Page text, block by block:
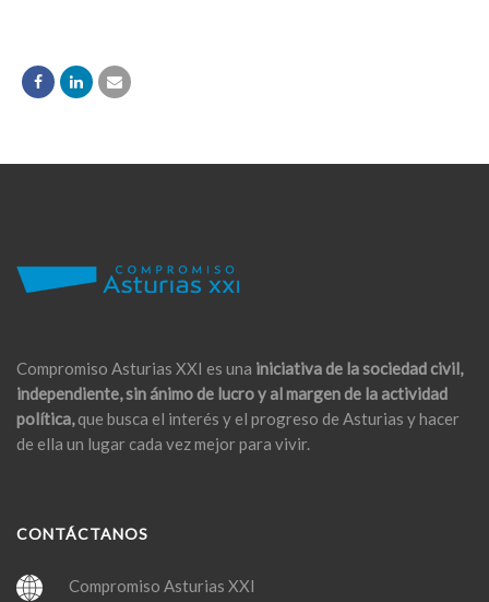
Compromiso Asturias XXI es una iniciativa de la sociedad civil,
independiente, sin ánimo de lucro y al margen de la actividad
política,que busca el interés y el progreso de Asturias y hacer
de ella un lugar cada vez mejor para vivir.
CONTÁCTANOS
Compromiso Asturias XXI